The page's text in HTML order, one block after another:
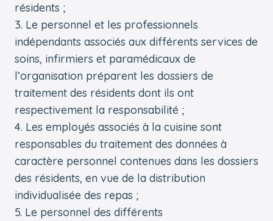
résidents ;
Le personnel et les professionnels
indépendants associés aux différents services de
soins, infirmiers et paramédicaux de
l’organisation préparent les dossiers de
traitement des résidents dont ils ont
respectivement la responsabilité ;
Les employés associés à la cuisine sont
responsables du traitement des données à
caractère personnel contenues dans les dossiers
des résidents, en vue de la distribution
individualisée des repas ;
Le personnel des différents